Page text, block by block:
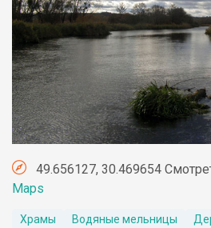
49.656127, 30.469654
Maps
Храмы Водяные мельницы